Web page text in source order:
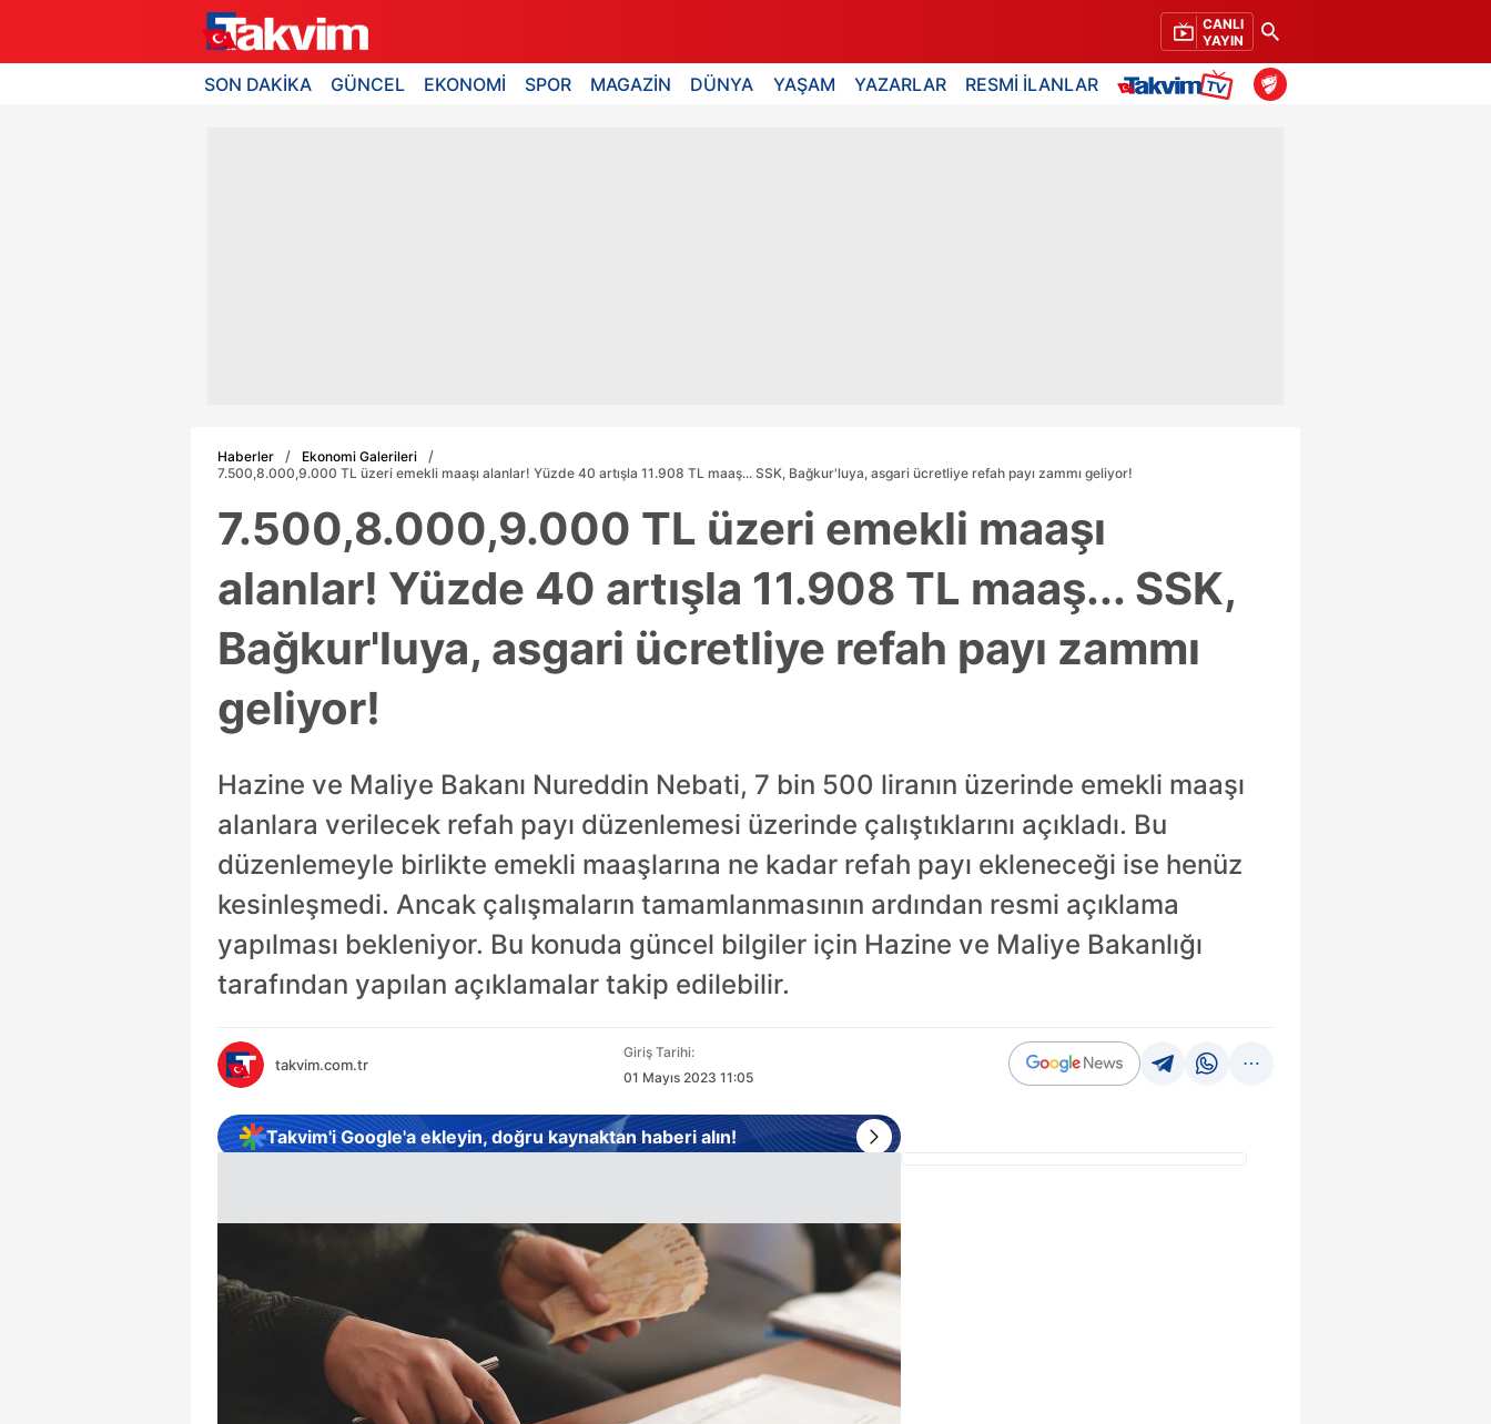
CANLI
YAYIN
SON DAKİKA GÜNCEL EKONOMİ SPOR MAGAZİN DÜNYA YAŞAM YAZARLAR RESMİ İLANLAR
Haberler
Ekonomi Galerileri
7.500,8.000,9.000 TL üzeri emekli maaşı alanlar! Yüzde 40 artışla 11.908 TL maaş... SSK, Bağkur'luya, asgari ücretliye refah payı zammı geliyor!
7.500,8.000,9.000 TL üzeri emekli maaşı
alanlar! Yüzde 40 artışla 11.908 TL maaş... SSK,
Bağkur'luya, asgari ücretliye refah payı zammı
geliyor!
Hazine ve Maliye Bakanı Nureddin Nebati, 7 bin 500 liranın üzerinde emekli maaşı
alanlara verilecek refah payı düzenlemesi üzerinde çalıştıklarını açıkladı. Bu
düzenlemeyle birlikte emekli maaşlarına ne kadar refah payı ekleneceği ise henüz
kesinleşmedi. Ancak çalışmaların tamamlanmasının ardından resmi açıklama
yapılması bekleniyor. Bu konuda güncel bilgiler için Hazine ve Maliye Bakanlığı
tarafından yapılan açıklamalar takip edilebilir.
takvim.com.tr
Giriş Tarihi:
01 Mayıs 2023 11:05
Takvim'i Google'a ekleyin, doğru kaynaktan haberi alın!